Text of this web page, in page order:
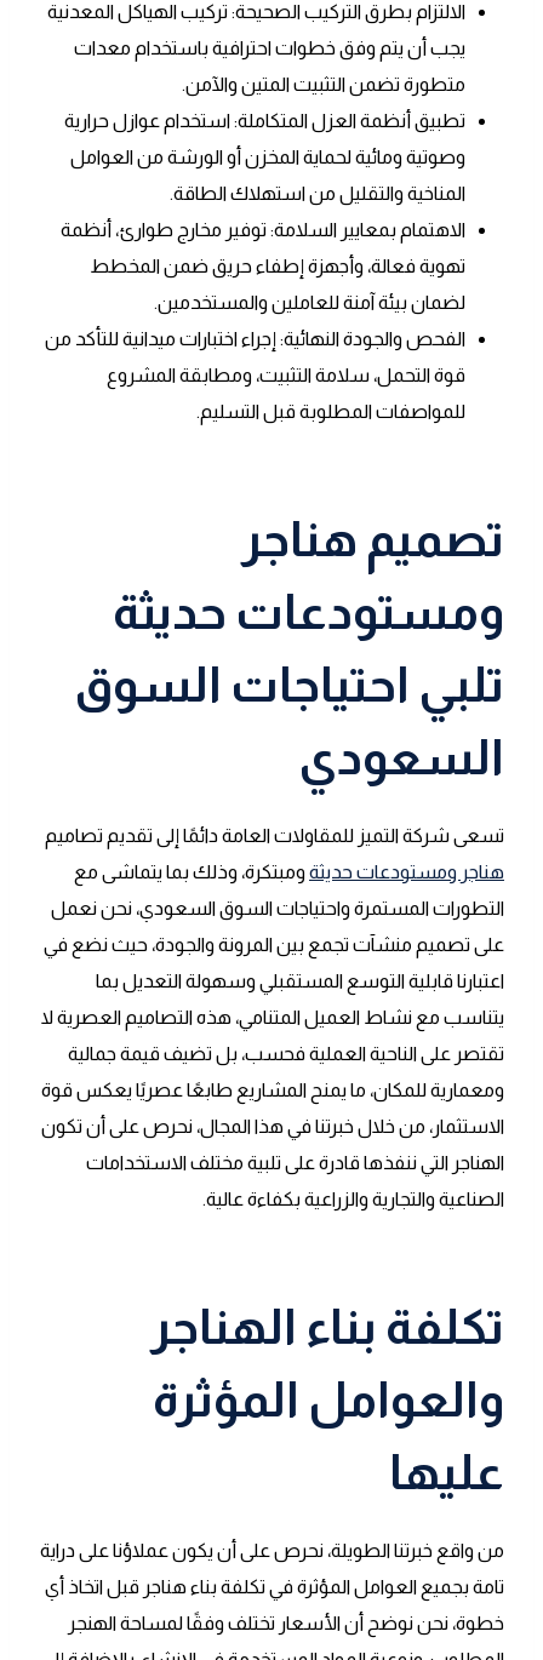
الالتزام بطرق التركيب الصحيحة: تركيب الهياكل المعدنية
يجب أن يتم وفق خطوات احترافية باستخدام معدات
متطورة تضمن التثبيت المتين والآمن.
تطبيق أنظمة العزل المتكاملة: استخدام عوازل حرارية
وصوتية ومائية لحماية المخزن أو الورشة من العوامل
المناخية والتقليل من استهلاك الطاقة.
الاهتمام بمعايير السلامة: توفير مخارج طوارئ، أنظمة
تهوية فعالة، وأجهزة إطفاء حريق ضمن المخطط
لضمان بيئة آمنة للعاملين والمستخدمين.
الفحص والجودة النهائية: إجراء اختبارات ميدانية للتأكد من
قوة التحمل، سلامة التثبيت، ومطابقة المشروع
للمواصفات المطلوبة قبل التسليم.
تصميم هناجر
ومستودعات حديثة
تلبي احتياجات السوق
السعودي
تسعى شركة التميز للمقاولات العامة دائمًا إلى تقديم تصاميم
هناجر ومستودعات حديثة ومبتكرة، وذلك بما يتماشى مع
التطورات المستمرة واحتياجات السوق السعودي، نحن نعمل
على تصميم منشآت تجمع بين المرونة والجودة، حيث نضع في
اعتبارنا قابلية التوسع المستقبلي وسهولة التعديل بما
يتناسب مع نشاط العميل المتنامي، هذه التصاميم العصرية لا
تقتصر على الناحية العملية فحسب، بل تضيف قيمة جمالية
ومعمارية للمكان، ما يمنح المشاريع طابعًا عصريًا يعكس قوة
الاستثمار، من خلال خبرتنا في هذا المجال، نحرص على أن تكون
الهناجر التي ننفذها قادرة على تلبية مختلف الاستخدامات
الصناعية والتجارية والزراعية بكفاءة عالية.
تكلفة بناء الهناجر
والعوامل المؤثرة
عليها
من واقع خبرتنا الطويلة، نحرص على أن يكون عملاؤنا على دراية
تامة بجميع العوامل المؤثرة في تكلفة بناء هناجر قبل اتخاذ أي
خطوة، نحن نوضح أن الأسعار تختلف وفقًا لمساحة الهنجر